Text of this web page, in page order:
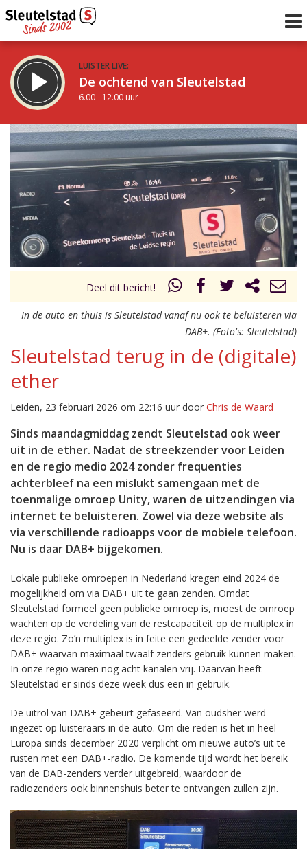
LUISTER LIVE:
De ochtend van Sleutelstad
6.00 - 12.00 uur
STRAKS:
De middag van Sleutelstad
12.00 - 18.00 uur
Vorig uur
uur 1 van 0 Volgend uur
Deel dit bericht!
In de auto en thuis is Sleutelstad vanaf nu ook te beluisteren via
DAB+. (Foto's: Sleutelstad)
Sleutelstad terug in de (digitale)
ether
Leiden, 23 februari 2026 om 22:16 uur door Chris de Waard
Sinds maandagmiddag zendt Sleutelstad ook weer
uit in de ether. Nadat de streekzender voor Leiden
en de regio medio 2024 zonder frequenties
achterbleef na een mislukt samengaan met de
toenmalige omroep Unity, waren de uitzendingen via
internet te beluisteren. Zowel via deze website als
via verschillende radioapps voor de mobiele telefoon.
Nu is daar DAB+ bijgekomen.
Lokale publieke omroepen in Nederland kregen eind 2024 de
mogelijkheid om via DAB+ uit te gaan zenden. Omdat
Sleutelstad formeel geen publieke omroep is, moest de omroep
wachten op de verdeling van de restcapaciteit op de multiplex in
deze regio. Zo’n multiplex is in feite een gedeelde zender voor
DAB+ waarvan maximaal twaalf zenders gebruik kunnen maken.
In onze regio waren nog acht kanalen vrij. Daarvan heeft
Sleutelstad er sinds deze week dus een in gebruik.
De uitrol van DAB+ gebeurt gefaseerd. Van oudsher werd
ingezet op luisteraars in de auto. Om die reden is het in heel
Europa sinds december 2020 verplicht om nieuwe auto’s uit te
rusten met een DAB+-radio. De komende tijd wordt het bereik
van de DAB-zenders verder uitgebreid, waardoor de
radiozenders ook binnenshuis beter te ontvangen zullen zijn.